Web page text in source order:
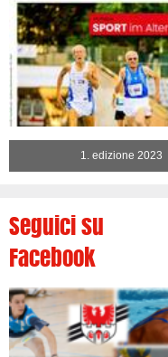
1. edizione 2023
Seguici su
Facebook